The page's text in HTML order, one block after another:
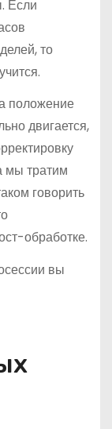
Если
то
положение
двигается,
мы тратим
говорить
обработке.
вы